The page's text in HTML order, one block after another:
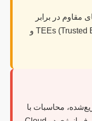
در برابر
حملات، TEEs (Trusted Execution Environments) و
محاسبات با